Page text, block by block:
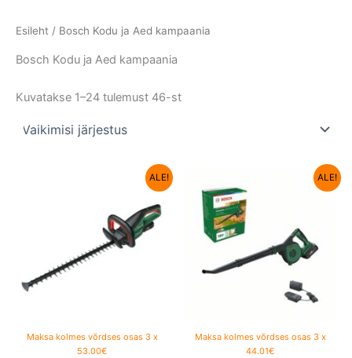
Esileht / Bosch Kodu ja Aed kampaania
Bosch Kodu ja Aed kampaania
Kuvatakse 1–24 tulemust 46-st
ALE!
Maksa kolmes võrdses osas 3 x
53.00€
159,00 €.
ALE!
Maksa kolmes võrdses osas 3 x
44.01€
hind
oli:
162,53 €.